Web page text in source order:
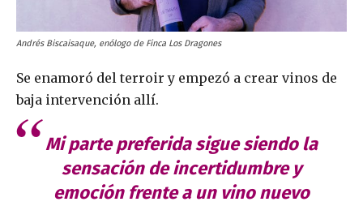
Andrés Biscaisaque, enólogo de Finca Los Dragones
Se enamoró del terroir y empezó a crear vinos de
baja intervención allí.
Mi parte preferida sigue siendo la
sensación de incertidumbre y
emoción frente a un vino nuevo